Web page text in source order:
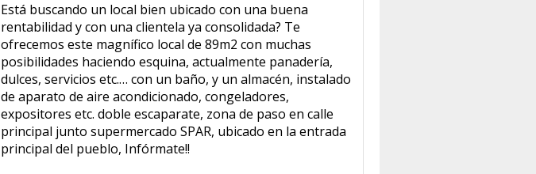
Está buscando un local bien ubicado con una buena
rentabilidad y con una clientela ya consolidada? Te
ofrecemos este magnífico local de 89m2 con muchas
posibilidades haciendo esquina, actualmente panadería,
dulces, servicios etc.… con un baño, y un almacén, instalado
de aparato de aire acondicionado, congeladores,
expositores etc. doble escaparate, zona de paso en calle
principal junto supermercado SPAR, ubicado en la entrada
principal del pueblo, Infórmate!!